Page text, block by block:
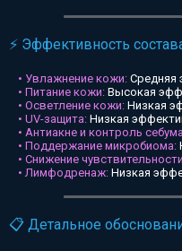
⚡ Эффективность
• Увлажнение кожи: Средняя
• Питание кожи: Высокая
• Осветление кожи: Низкая
• UV-защита: Низкая
• Антиакне и контроль
• Поддержание микробиома:
• Снижение
• Лимфодренаж: Низкая
📋 Детальное